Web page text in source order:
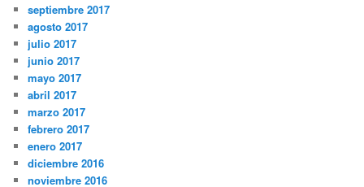
septiembre 2017
agosto 2017
julio 2017
junio 2017
mayo 2017
abril 2017
marzo 2017
febrero 2017
enero 2017
diciembre 2016
noviembre 2016